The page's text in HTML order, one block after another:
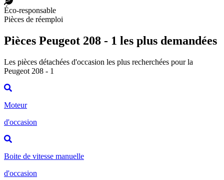
Éco-responsable
Pièces de réemploi
Pièces Peugeot 208 - 1 les plus demandées
Les pièces détachées d'occasion les plus recherchées pour la
Peugeot 208 - 1
Moteur
d'occasion
Boite de vitesse manuelle
d'occasion